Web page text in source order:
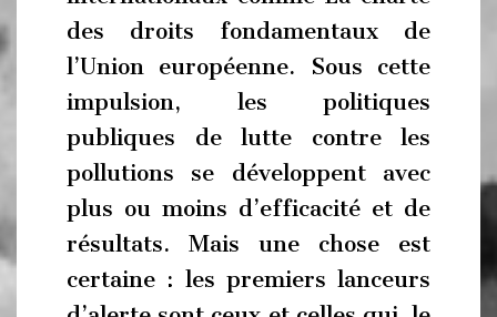
des droits fondamentaux de
l’Union européenne. Sous cette
impulsion, les politiques
publiques de lutte contre les
pollutions se développent avec
plus ou moins d’efficacité et de
résultats. Mais une chose est
certaine : les premiers lanceurs